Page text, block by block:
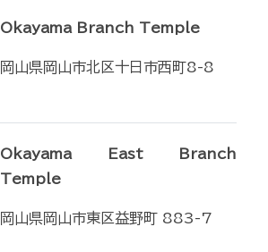
Okayama Branch Temple
岡山県岡山市北区十日市西町8-8
Okayama East Branch
Temple
岡山県岡山市東区益野町 883-7